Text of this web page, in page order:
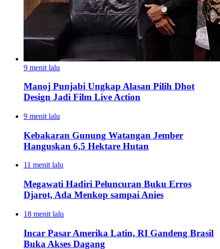
9 menit lalu
Manoj Punjabi Ungkap Alasan Pilih Dhot
Design Jadi Film Live Action
9 menit lalu
Kebakaran Gunung Watangan Jember
Hanguskan 6,5 Hektare Hutan
11 menit lalu
Megawati Hadiri Peluncuran Buku Erros
Djarot, Ada Menkop sampai Anies
18 menit lalu
Incar Pasar Amerika Latin, RI Gandeng Brasil
Buka Akses Dagang